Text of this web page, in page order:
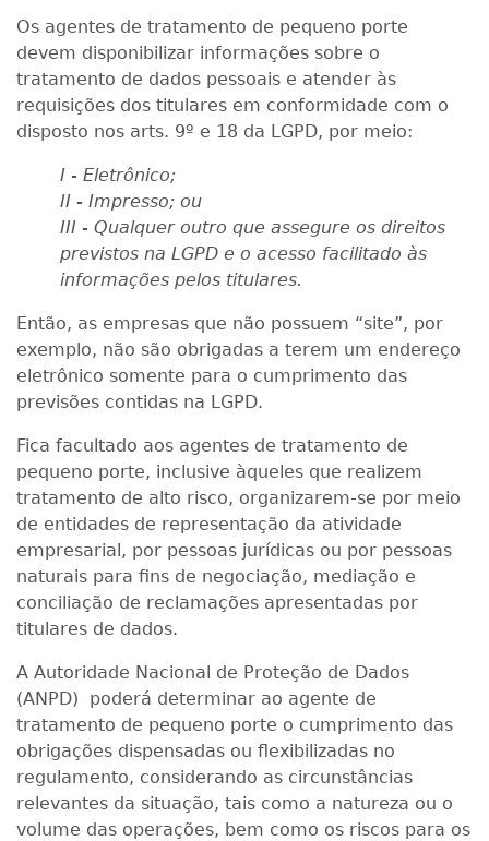
Os agentes de tratamento de pequeno porte
devem disponibilizar informações sobre o
tratamento de dados pessoais e atender às
requisições dos titulares em conformidade com o
disposto nos arts. 9º e 18 da LGPD, por meio:
I - Eletrônico;
II - Impresso; ou
III - Qualquer outro que assegure os direitos
previstos na LGPD e o acesso facilitado às
informações pelos titulares.
Então, as empresas que não possuem “site”, por
exemplo, não são obrigadas a terem um endereço
eletrônico somente para o cumprimento das
previsões contidas na LGPD.
Fica facultado aos agentes de tratamento de
pequeno porte, inclusive àqueles que realizem
tratamento de alto risco, organizarem-se por meio
de entidades de representação da atividade
empresarial, por pessoas jurídicas ou por pessoas
naturais para fins de negociação, mediação e
conciliação de reclamações apresentadas por
titulares de dados.
A Autoridade Nacional de Proteção de Dados
(ANPD) poderá determinar ao agente de
tratamento de pequeno porte o cumprimento das
obrigações dispensadas ou flexibilizadas no
regulamento, considerando as circunstâncias
relevantes da situação, tais como a natureza ou o
volume das operações, bem como os riscos para os